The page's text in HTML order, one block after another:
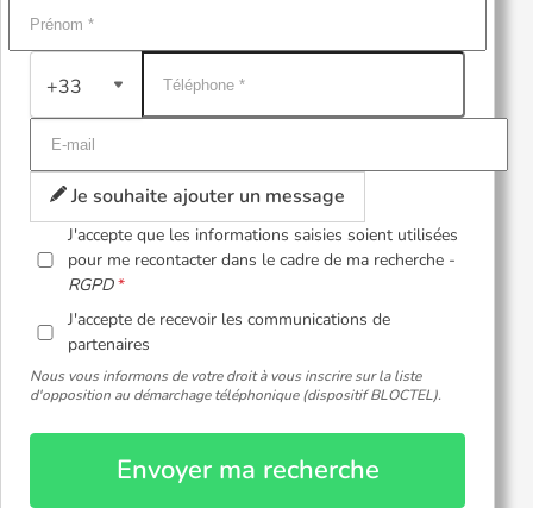
+33
Je souhaite ajouter un message
J'accepte que les informations saisies soient utilisées
pour me recontacter dans le cadre de ma recherche -
RGPD
J'accepte de recevoir les communications de
partenaires
Nous vous informons de votre droit à vous inscrire sur la liste
d'opposition au démarchage téléphonique (dispositif BLOCTEL).
Envoyer ma recherche